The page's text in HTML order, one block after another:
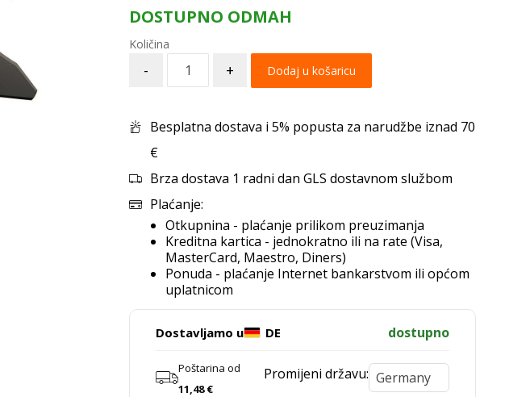
DOSTUPNO ODMAH
- + Dodaj u košaricu
Besplatna dostava i 5% popusta za narudžbe iznad 70
€
Brza dostava 1 radni dan GLS dostavnom službom
Plaćanje:
Otkupnina - plaćanje prilikom preuzimanja
Kreditna kartica - jednokratno ili na rate (Visa,
MasterCard, Maestro, Diners)
Ponuda - plaćanje Internet bankarstvom ili općom
uplatnicom
Dostavljamo u DE dostupno
Poštarina od
11,48€
Promijeni državu: